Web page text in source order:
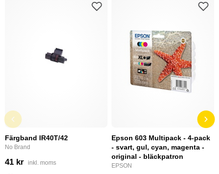
Färgband IR40T/42
No Brand
41 kr inkl. moms
Epson 603 Multipack - 4-pack
- svart, gul, cyan, magenta -
original - bläckpatron
EPSON